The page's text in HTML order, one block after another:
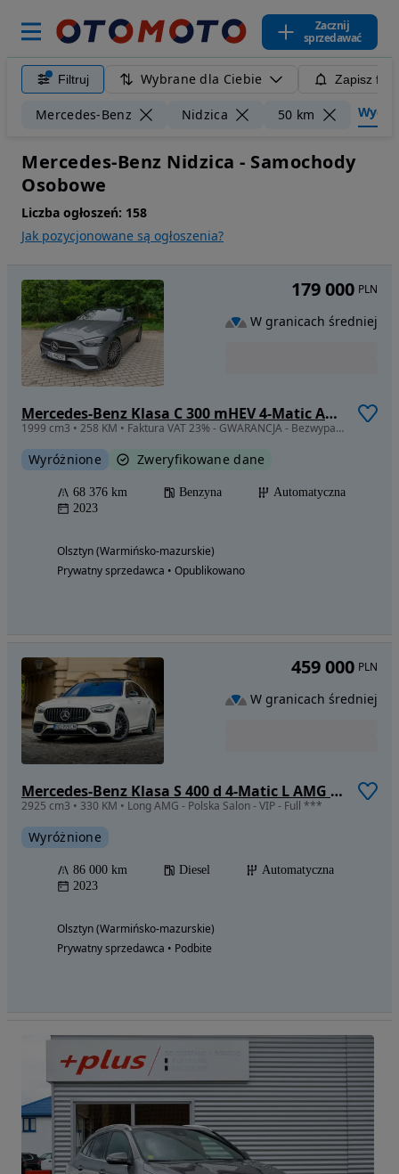
Zacznij
sprzedawać
Filtruj Wybrane dla Ciebie Zapisz
Mercedes-Benz Nidzica 50 km
Mercedes-Benz Nidzica - Samochody
Osobowe
Liczba ogłoszeń: 158
Jak pozycjonowane są ogłoszenia?
Mercedes-Benz Klasa C 300 mHEV 4-Matic AMG
1999 cm3 • 258 KM • Faktura VAT 23% - GWARANCJA - Bezwypadkowy
Wyróżnione Zweryfikowane dane
68 376 km Benzyna
Automatyczna
2023
Olsztyn (Warmińsko-mazurskie)
Prywatny sprzedawca • Opublikowano
179 000 PLN
W granicach średniej
Mercedes-Benz Klasa S 400 d 4-Matic L AMG Line 9G-TRONIC
2925 cm3 • 330 KM • Long AMG - Polska Salon - VIP - Full ***
Wyróżnione
86 000 km Diesel
Automatyczna
2023
Olsztyn (Warmińsko-mazurskie)
Prywatny sprzedawca • Podbite
459 000 PLN
W granicach średniej